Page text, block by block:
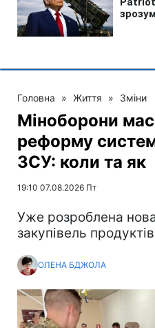
Головна » Життя » Зміни
Міноборони
реформу
ЗСУ: коли та як
19:10 07.08.2026 Пт
Уже розроблена
закупівель продуктів
ОЛЕНА БДЖОЛА